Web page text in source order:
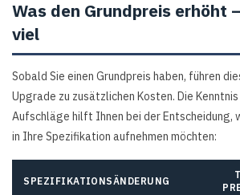
Was den Grundpreis erhöht
viel
Sobald Sie einen Grundpreis haben, führen
Upgrade zu zusätzlichen Kosten. Die
Aufschläge hilft Ihnen bei der Entscheidung,
in Ihre Spezifikation aufnehmen möchten:
SPEZIFIKATIONSÄNDERUNG